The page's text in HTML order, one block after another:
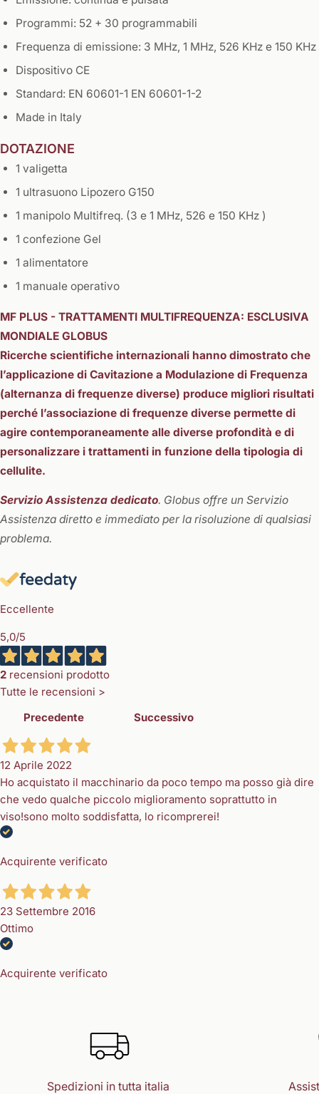
Programmi: 52 + 30 programmabili
Frequenza di emissione: 3 MHz, 1 MHz, 526 KHz e 150 KHz
Dispositivo CE
Standard: EN 60601-1 EN 60601-1-2
Made in Italy
DOTAZIONE
1 valigetta
1 ultrasuono Lipozero G150
1 manipolo Multifreq. (3 e 1 MHz, 526 e 150 KHz )
1 confezione Gel
1 alimentatore
1 manuale operativo
MF PLUS - TRATTAMENTI MULTIFREQUENZA: ESCLUSIVA
MONDIALE GLOBUS
Ricerche scientifiche internazionali hanno dimostrato che
l’applicazione di Cavitazione a Modulazione di Frequenza
(alternanza di frequenze diverse) produce migliori risultati
perché l’associazione di frequenze diverse permette di
agire contemporaneamente alle diverse profondità e di
personalizzare i trattamenti in funzione della tipologia di
cellulite.
Servizio Assistenza dedicato. Globus offre un Servizio
Assistenza diretto e immediato per la risoluzione di qualsiasi
problema.
Eccellente
5,0/5
2 recensioni prodotto
Tutte le recensioni >
Precedente
Successivo
12 Aprile 2022
Ho acquistato il macchinario da poco tempo ma posso già dire
che vedo qualche piccolo miglioramento soprattutto in
viso!sono molto soddisfatta, lo ricomprerei!
Acquirente verificato
23 Settembre 2016
Ottimo
Acquirente verificato
Spedizioni in tutta italia